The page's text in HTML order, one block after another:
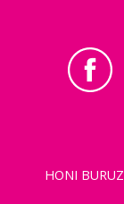
HONI BURUZ